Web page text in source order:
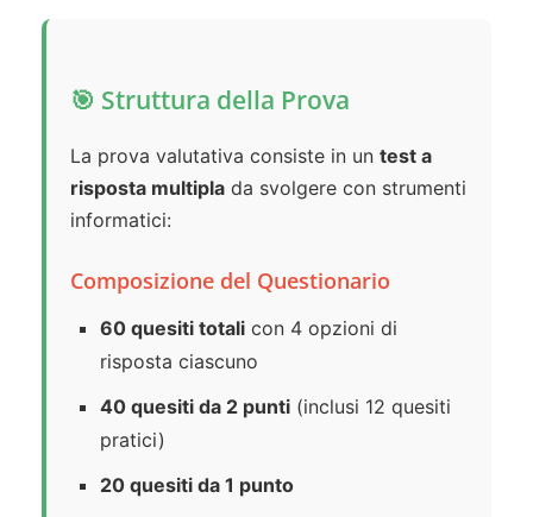
🎯 Struttura della Prova
La prova valutativa consiste in un test a
risposta multipla da svolgere con strumenti
informatici:
Composizione del Questionario
60 quesiti totali con 4 opzioni di
risposta ciascuno
40 quesiti da 2 punti (inclusi 12 quesiti
pratici)
20 quesiti da 1 punto